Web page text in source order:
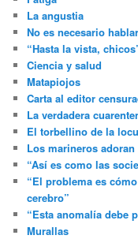
La angustia
No es necesario
“Hasta la vista,
Ciencia y salud
Matapiojos
Carta al editor
La verdadera
El torbellino de la
Los marineros
“Así es como las
“El problema es
cerebro”
“Esta anomalía debe
Murallas